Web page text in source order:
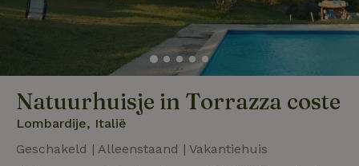
Natuurhuisje in Torrazza coste
Lombardije, Italië
Geschakeld | Alleenstaand | Vakantiehuis